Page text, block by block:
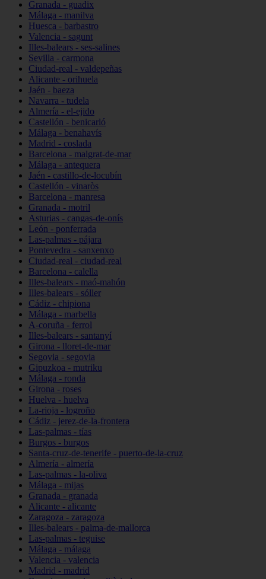
Granada - guadix
Málaga - manilva
Huesca - barbastro
Valencia - sagunt
Illes-balears - ses-salines
Sevilla - carmona
Ciudad-real - valdepeñas
Alicante - orihuela
Jaén - baeza
Navarra - tudela
Almería - el-ejido
Castellón - benicarló
Málaga - benahavís
Madrid - coslada
Barcelona - malgrat-de-mar
Málaga - antequera
Jaén - castillo-de-locubín
Castellón - vinaròs
Barcelona - manresa
Granada - motril
Asturias - cangas-de-onís
León - ponferrada
Las-palmas - pájara
Pontevedra - sanxenxo
Ciudad-real - ciudad-real
Barcelona - calella
Illes-balears - maó-mahón
Illes-balears - sóller
Cádiz - chipiona
Málaga - marbella
A-coruña - ferrol
Illes-balears - santanyí
Girona - lloret-de-mar
Segovia - segovia
Gipuzkoa - mutriku
Málaga - ronda
Girona - roses
Huelva - huelva
La-rioja - logroño
Cádiz - jerez-de-la-frontera
Las-palmas - tías
Burgos - burgos
Santa-cruz-de-tenerife - puerto-de-la-cruz
Almería - almería
Las-palmas - la-oliva
Málaga - mijas
Granada - granada
Alicante - alicante
Zaragoza - zaragoza
Illes-balears - palma-de-mallorca
Las-palmas - teguise
Málaga - málaga
Valencia - valencia
Madrid - madrid